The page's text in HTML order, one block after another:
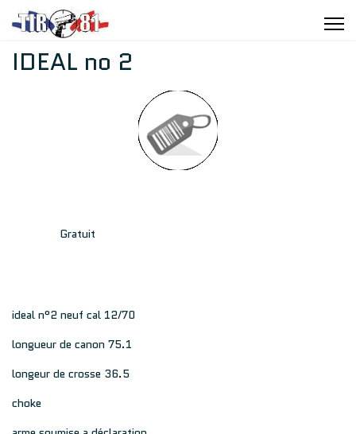
IDEAL no 2
Gratuit
ideal n°2 neuf cal 12/70
longueur de canon 75.1
longeur de crosse 36.5
choke